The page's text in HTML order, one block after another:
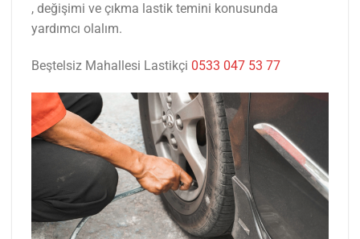
, değişimi ve çıkma lastik temini konusunda
yardımcı olalım.
Beştelsiz Mahallesi Lastikçi 0533 047 53 77